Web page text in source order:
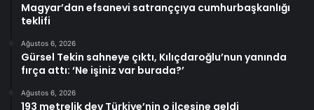
Magyar’dan efsanevi satranççıya cumhurbaşkanlığı
teklifi
Ağustos 6, 2026
Gürsel Tekin sahneye çıktı, Kılıçdaroğlu’nun yanında
fırça attı: ‘Ne işiniz var burada?’
Ağustos 6, 2026
193 metrelik dev Türkiye’nin o ilçesine geldi